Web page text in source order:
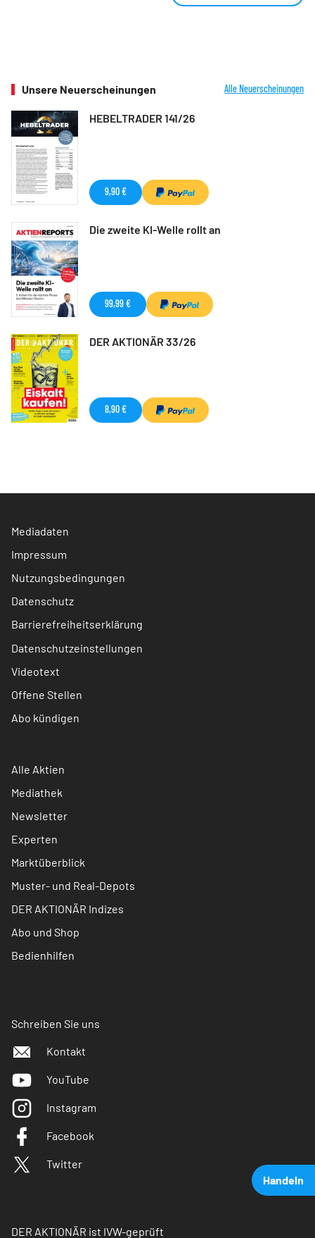
Handeln
Unsere Neuerscheinungen Alle Neuerscheinungen
HEBELTRADER 141/26
9,90 €
Die zweite KI-Welle rollt an
99,99 €
DER AKTIONÄR 33/26
8,90 €
Mediadaten
Impressum
Nutzungsbedingungen
Datenschutz
Barrierefreiheitserklärung
Datenschutzeinstellungen
Videotext
Offene Stellen
Abo kündigen
Alle Aktien
Mediathek
Newsletter
Experten
Marktüberblick
Muster- und Real-Depots
DER AKTIONÄR Indizes
Abo und Shop
Bedienhilfen
Schreiben Sie uns
Kontakt
YouTube
Instagram
Facebook
Twitter
DER AKTIONÄR ist IVW-geprüft